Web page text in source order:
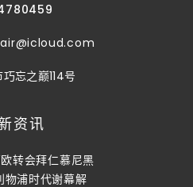
忘之巅114号
资讯
转会拜仁慕尼黑
物浦时代谢幕解